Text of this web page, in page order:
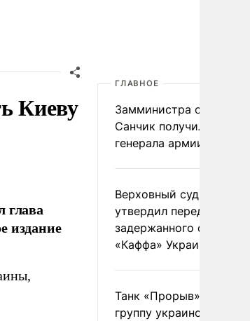
Киеву
глава
издание
ГЛАВНОЕ
Замминистра обороны
Санчик получил звание
генерала армии
Верховный суд Швеции
утвердил передачу
задержанного
«Каффа» Украине
Танк «Прорыв»
группу украинских